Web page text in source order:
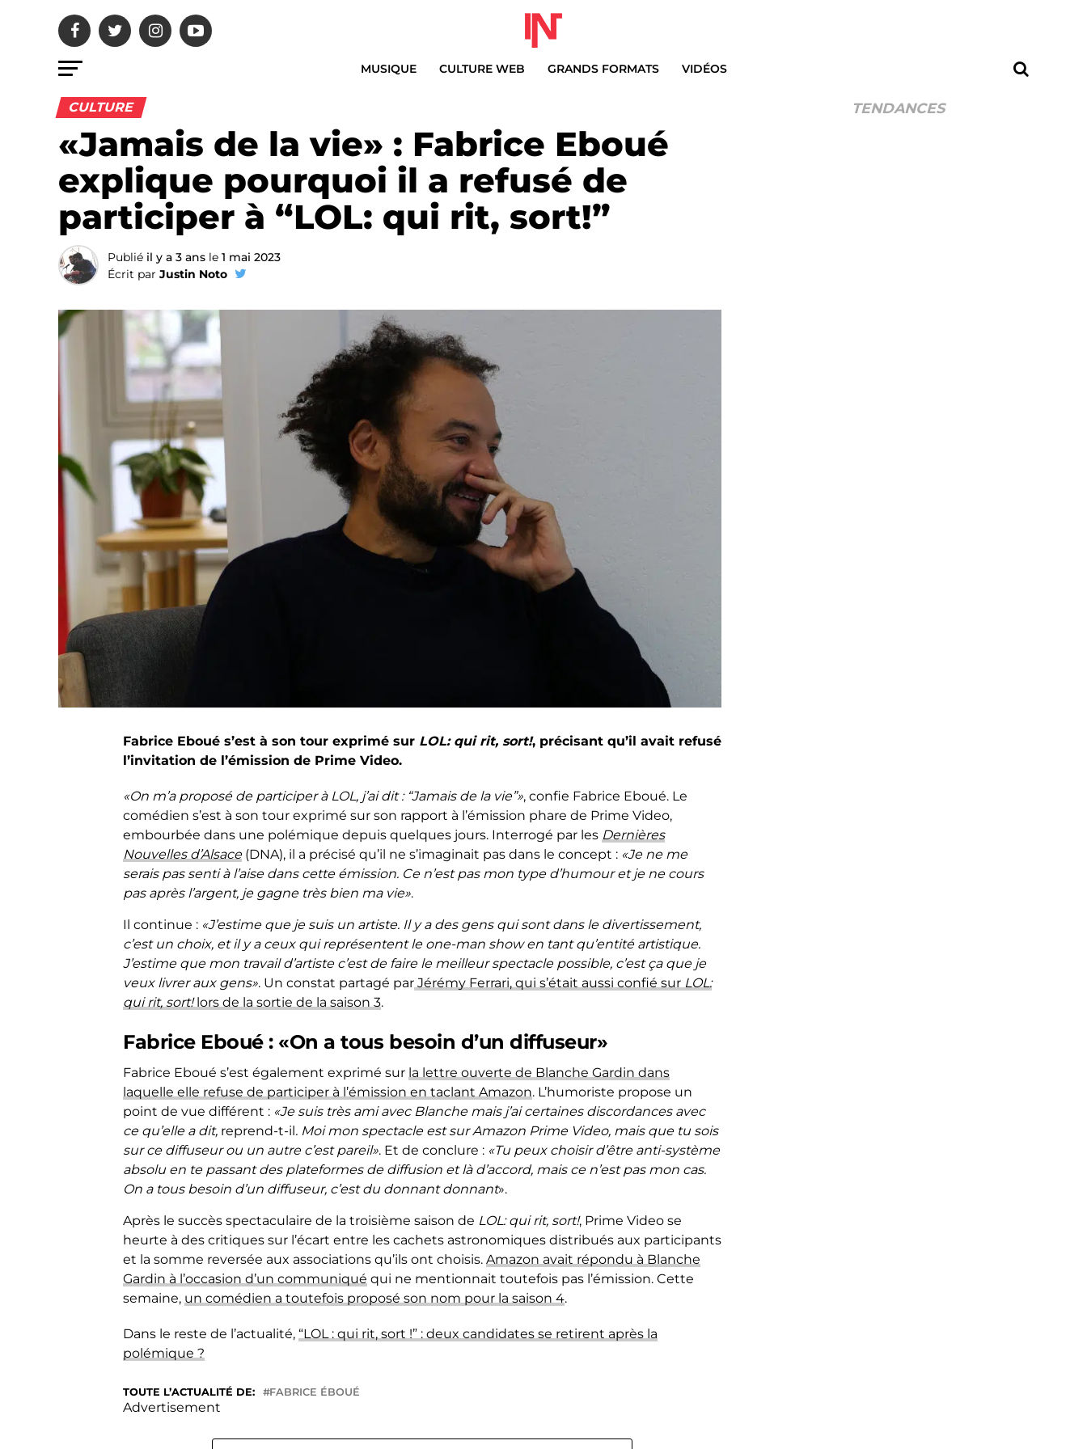
MUSIQUE CULTURE WEB GRANDS FORMATS VIDÉOS
CULTURE
«Jamais de la vie» : Fabrice Eboué
explique pourquoi il a refusé de
participer à “LOL: qui rit, sort!”
Publié il y a 3 ans le 1 mai 2023
Écrit par Justin Noto
Fabrice Eboué s’est à son tour exprimé sur LOL: qui rit, sort!, précisant qu’il avait refusé
l’invitation de l’émission de Prime Video.
«On m’a proposé de participer à LOL, j’ai dit : “Jamais de la vie”», confie Fabrice Eboué. Le
comédien s’est à son tour exprimé sur son rapport à l’émission phare de Prime Video,
embourbée dans une polémique depuis quelques jours. Interrogé par les Dernières
Nouvelles d’Alsace(DNA), il a précisé qu’il ne s’imaginait pas dans le concept : «Je ne me
serais pas senti à l’aise dans cette émission. Ce n’est pas mon type d’humour et je ne cours
pas après l’argent, je gagne très bien ma vie».
Il continue : «J’estime que je suis un artiste. Il y a des gens qui sont dans le divertissement,
c’est un choix, et il y a ceux qui représentent le one-man show en tant qu’entité artistique.
J’estime que mon travail d’artiste c’est de faire le meilleur spectacle possible, c’est ça que je
veux livrer aux gens». Un constat partagé par Jérémy Ferrari, qui s’était aussi confié sur LOL:
qui rit, sort!lors de la sortie de la saison 3.
Fabrice Eboué : «On a tous besoin d’un diffuseur»
Fabrice Eboué s’est également exprimé sur la lettre ouverte de Blanche Gardin dans
laquelle elle refuse de participer à l’émission en taclant Amazon. L’humoriste propose un
point de vue différent : «Je suis très ami avec Blanche mais j’ai certaines discordances avec
ce qu’elle a dit, reprend-t-il. Moi mon spectacle est sur Amazon Prime Video, mais que tu sois
sur ce diffuseur ou un autre c’est pareil». Et de conclure : «Tu peux choisir d’être anti-système
absolu en te passant des plateformes de diffusion et là d’accord, mais ce n’est pas mon cas.
On a tous besoin d’un diffuseur, c’est du donnant donnant».
Après le succès spectaculaire de la troisième saison de LOL: qui rit, sort!, Prime Video se
heurte à des critiques sur l’écart entre les cachets astronomiques distribués aux participants
et la somme reversée aux associations qu’ils ont choisis. Amazon avait répondu à Blanche
Gardin à l’occasion d’un communiqué qui ne mentionnait toutefois pas l’émission. Cette
semaine, un comédien a toutefois proposé son nom pour la saison 4.
Dans le reste de l’actualité, “LOL : qui rit, sort !” : deux candidates se retirent après la
polémique ?
TOUTE L’ACTUALITÉ DE: FABRICE ÉBOUÉ
Advertisement
TENDANCES